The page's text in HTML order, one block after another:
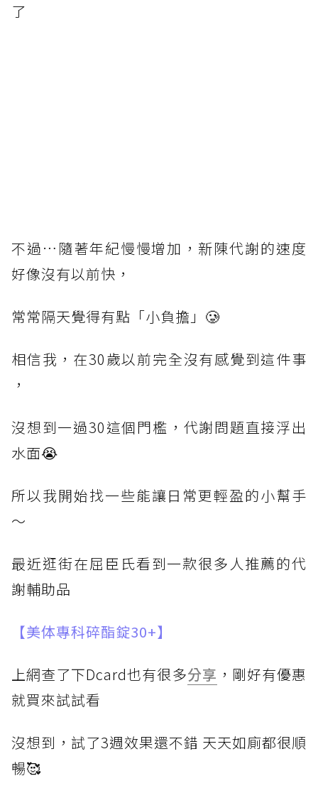
了
不過…隨著年紀慢慢增加，新陳代謝的速度
好像沒有以前快，
常常隔天覺得有點「小負擔」🥲
相信我，在30歲以前完全沒有感覺到這件事
，
沒想到一過30這個門檻，代謝問題直接浮出
水面😭
所以我開始找一些能讓日常更輕盈的小幫手
～
最近逛街在屈臣氏看到一款很多人推薦的代
謝輔助品
【美体專科碎酯錠30+】
上網查了下Dcard也有很多分享 ，剛好有優惠
就買來試試看
沒想到，試了3週效果還不錯 天天如廁都很順
暢🥰